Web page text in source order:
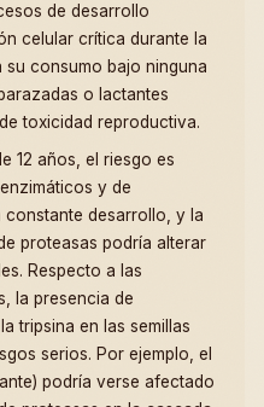
de desarrollo
celular crítica durante la
consumo bajo ninguna
o lactantes
toxicidad reproductiva.
12 años, el riesgo es
y de
desarrollo, y la
proteasas podría alterar
Respecto a las
la presencia de
tripsina en las semillas
serios. Por ejemplo, el
podría verse afectado